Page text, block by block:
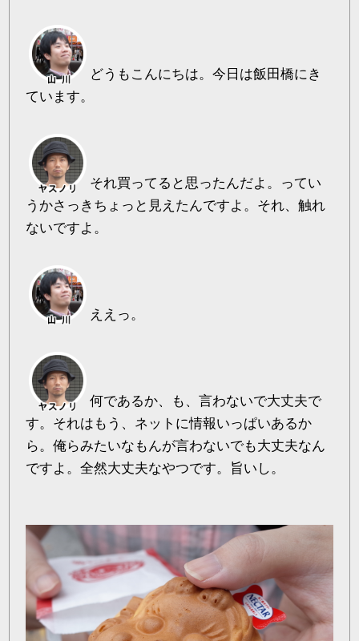
どうもこんにちは。今日は飯田橋にき
ています。
それ買ってると思ったんだよ。ってい
うかさっきちょっと見えたんですよ。それ、触れ
ないですよ。
ええっ。
何であるか、も、言わないで大丈夫で
す。それはもう、ネットに情報いっぱいあるか
ら。俺らみたいなもんが言わないでも大丈夫なん
ですよ。全然大丈夫なやつです。旨いし。